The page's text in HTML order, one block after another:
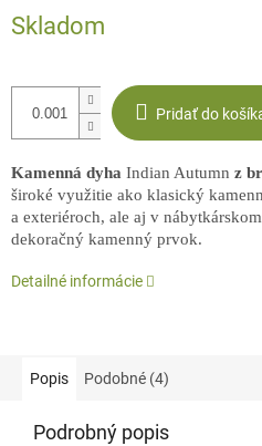
cena:
Skladom
Pridať do
Kamenná dyha Indian Autumn z
široké využitie ako klasický
a exteriéroch, ale aj v
dekoračný kamenný prvok.
Detailné informácie
Popis Podobné (4)
Podrobný popis